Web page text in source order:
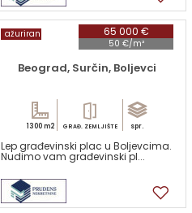
65 000 €
50 €/m²
ažuriran
Beograd, Surčin, Boljevci
1300 m2 GRAĐ. ZEMLJIŠTE spr.
Lep građevinski plac u Boljevcima.
Nudimo vam građevinski pl...